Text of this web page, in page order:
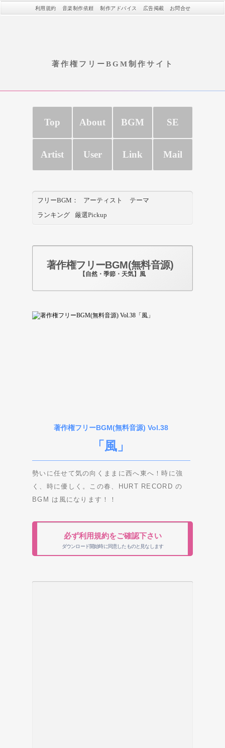
著作権フリーBGM制作サイト
利用規約 音楽制作依頼 制作アドバイス 広告掲載 お問合せ
Top About BGM SE
Artist User Link Mail
フリーBGM： アーティスト テーマ
ランキング 厳選Pickup
著作権フリーBGM(無料音源)
【自然・季節・天気】風
著作権フリーBGM(無料音源) Vol.38
「風」
勢いに任せて気の向くままに西へ東へ！時に強
く、時に優しく。この春、HURT RECORD の
BGM は風になります！！
必ず利用規約をご確認下さい
ダウンロード開始時に同意したものと見なします